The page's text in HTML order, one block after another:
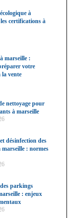
à
certifications à
marseille :
votre
la vente
nettoyage pour
à marseille
désinfection des
: normes
parkings
: enjeux